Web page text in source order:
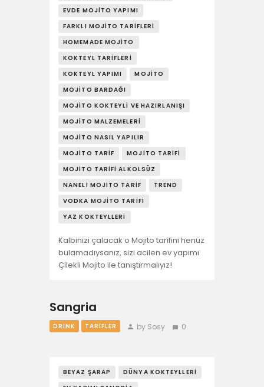
EVDE MOJITO YAPIMI
FARKLI MOJITO TARIFLERI
HOMEMADE MOJITO
KOKTEYL TARIFLERI
KOKTEYL YAPIMI
MOJITO
MOJITO BARDAĞI
MOJITO KOKTEYLI VE HAZIRLANIŞI
MOJITO MALZEMELERI
MOJITO NASIL YAPILIR
MOJITO TARIF
MOJITO TARIFI
MOJITO TARIFI ALKOLSÜZ
NANELI MOJITO TARIF
TREND
VODKA MOJITO TARIFI
YAZ KOKTEYLLERI
Kalbinizi çalacak o Mojito tarifini henüz
bulamadıysanız, sizi acilen ev yapımı
Çilekli Mojito ile tanıştırmalıyız!
Sangria
DRINK TARIFLER by Sosy 0
BEYAZ ŞARAP
DÜNYA KOKTEYLLERI